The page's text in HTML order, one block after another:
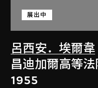
呂西安．埃爾韋
展出中
昌迪加爾高等
1955